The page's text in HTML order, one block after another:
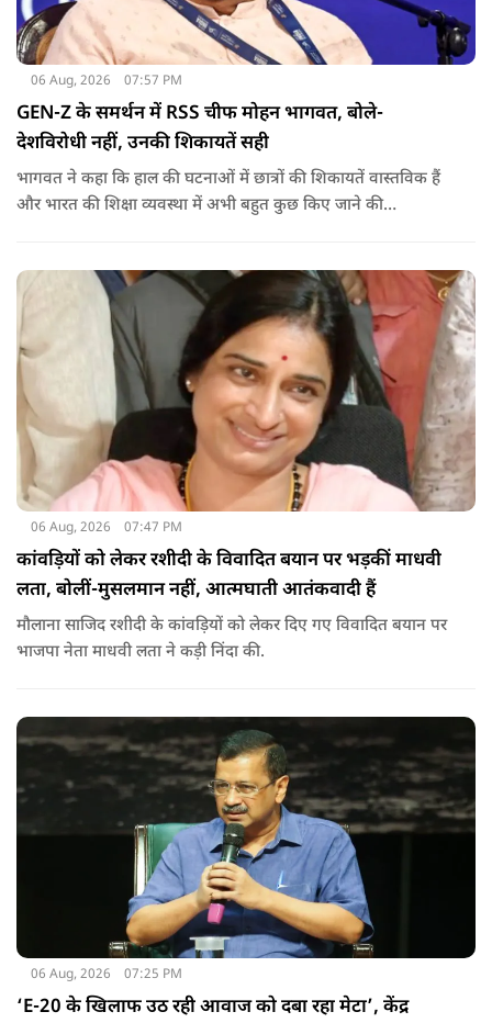
06 Aug, 2026 07:57 PM
GEN-Z के समर्थन में RSS चीफ मोहन भागवत, बोले-
देशविरोधी नहीं, उनकी शिकायतें सही
भागवत ने कहा कि हाल की घटनाओं में छात्रों की शिकायतें वास्तविक हैं
और भारत की शिक्षा व्यवस्था में अभी बहुत कुछ किए जाने की
06 Aug, 2026 07:47 PM
कांवड़ियों को लेकर रशीदी के विवादित बयान पर भड़कीं माधवी
लता, बोलीं-मुसलमान नहीं, आत्मघाती आतंकवादी हैं
मौलाना साजिद रशीदी के कांवड़ियों को लेकर दिए गए विवादित बयान पर
भाजपा नेता माधवी लता ने कड़ी निंदा की.
06 Aug, 2026 07:25 PM
‘E-20 के खिलाफ उठ रही आवाज को दबा रहा मेटा’, केंद्र